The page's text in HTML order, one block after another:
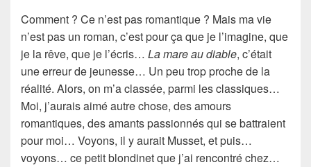
Comment ? Ce n’est pas romantique ? Mais ma vie
n’est pas un roman, c’est pour ça que je l’imagine, que
je la rêve, que je l’écris… La mare au diable, c’était
une erreur de jeunesse… Un peu trop proche de la
réalité. Alors, on m’a classée, parmi les classiques…
Moi, j’aurais aimé autre chose, des amours
romantiques, des amants passionnés qui se battraient
pour moi… Voyons, il y aurait Musset, et puis…
voyons… ce petit blondinet que j’ai rencontré chez…